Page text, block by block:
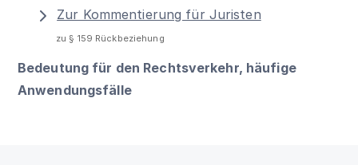
Zur Kommentierung für Juristen
zu § 159 Rückbeziehung
Bedeutung für den Rechtsverkehr, häufige
Anwendungsfälle